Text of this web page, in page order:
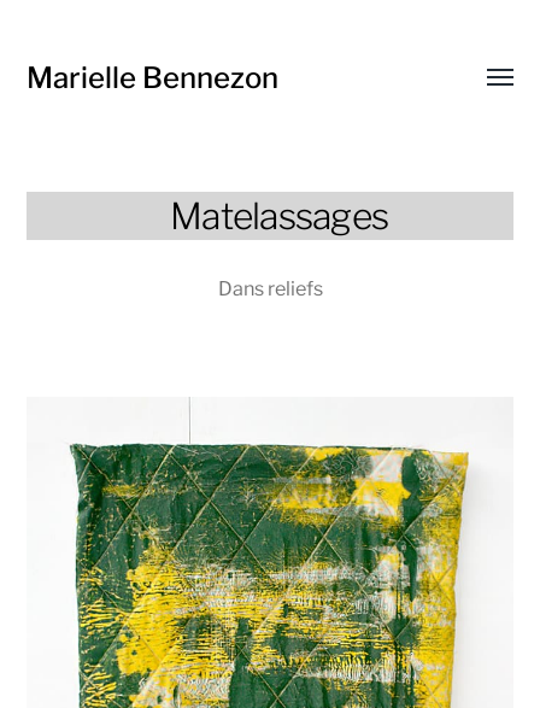
Marielle Bennezon
Matelassages
Dans reliefs